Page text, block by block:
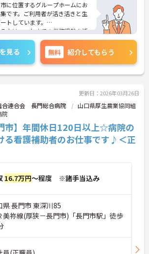
に位置するグループホームにお
です。ご利用者が活き活きと生
トしています。
方は、これまでの業務経験を活
る環境です。ご利用者に寄り添
提供を行っていただける方を募
、面接対策ポイントなど、さら
しますのでお気軽にご相談くだ
見る 無料 紹介してもらう
更新日：2026年03月26日
合連合会 長門総合病院
山口県厚生農業協同組
市】年間休日120日以上☆病院の
る看護補助者のお仕事です♪＜正
16.7万円～程度 ※諸手当込み
県 長門市 東深川85
美祢線(厚狭－長門市)「長門市駅」徒歩